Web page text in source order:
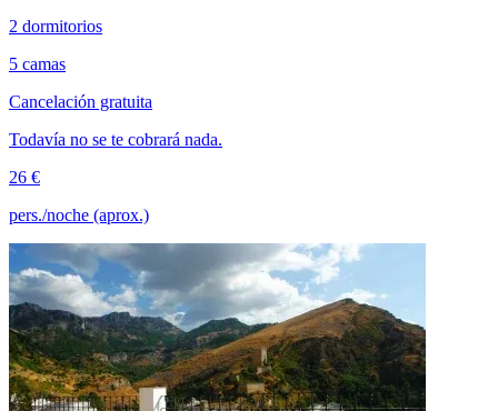
2 dormitorios
5 camas
Cancelación gratuita
Todavía no se te cobrará nada.
26 €
pers./noche (aprox.)